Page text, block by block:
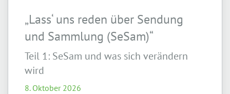
„Lass‘ uns reden über Sendung
und Sammlung (SeSam)“
Teil 1: SeSam und was sich verändern
wird
8. Oktober 2026